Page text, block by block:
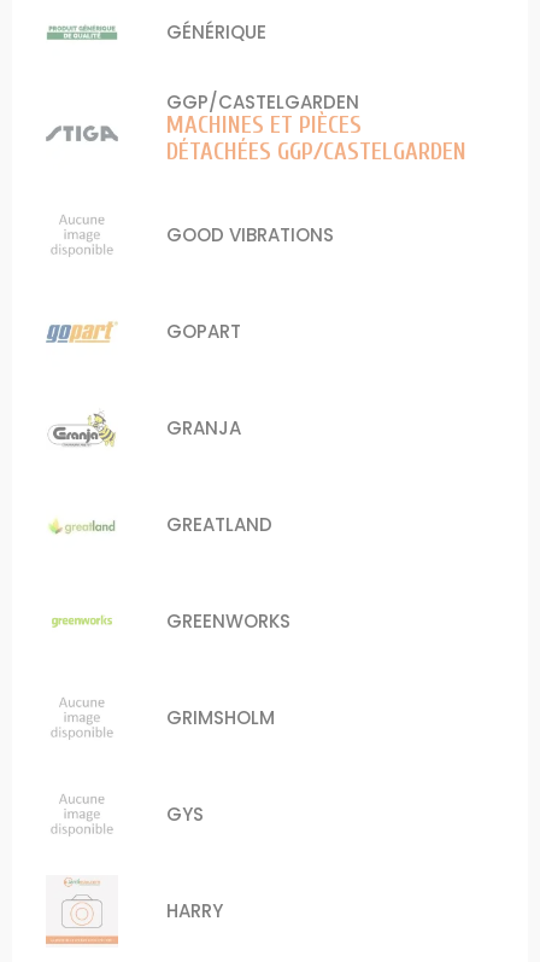
GÉNÉRIQUE
GGP/CASTELGARDEN
MACHINES ET PIÈCES
DÉTACHÉES GGP/CASTELGARDEN
GOOD VIBRATIONS
GOPART
GRANJA
GREATLAND
GREENWORKS
GRIMSHOLM
GYS
HARRY